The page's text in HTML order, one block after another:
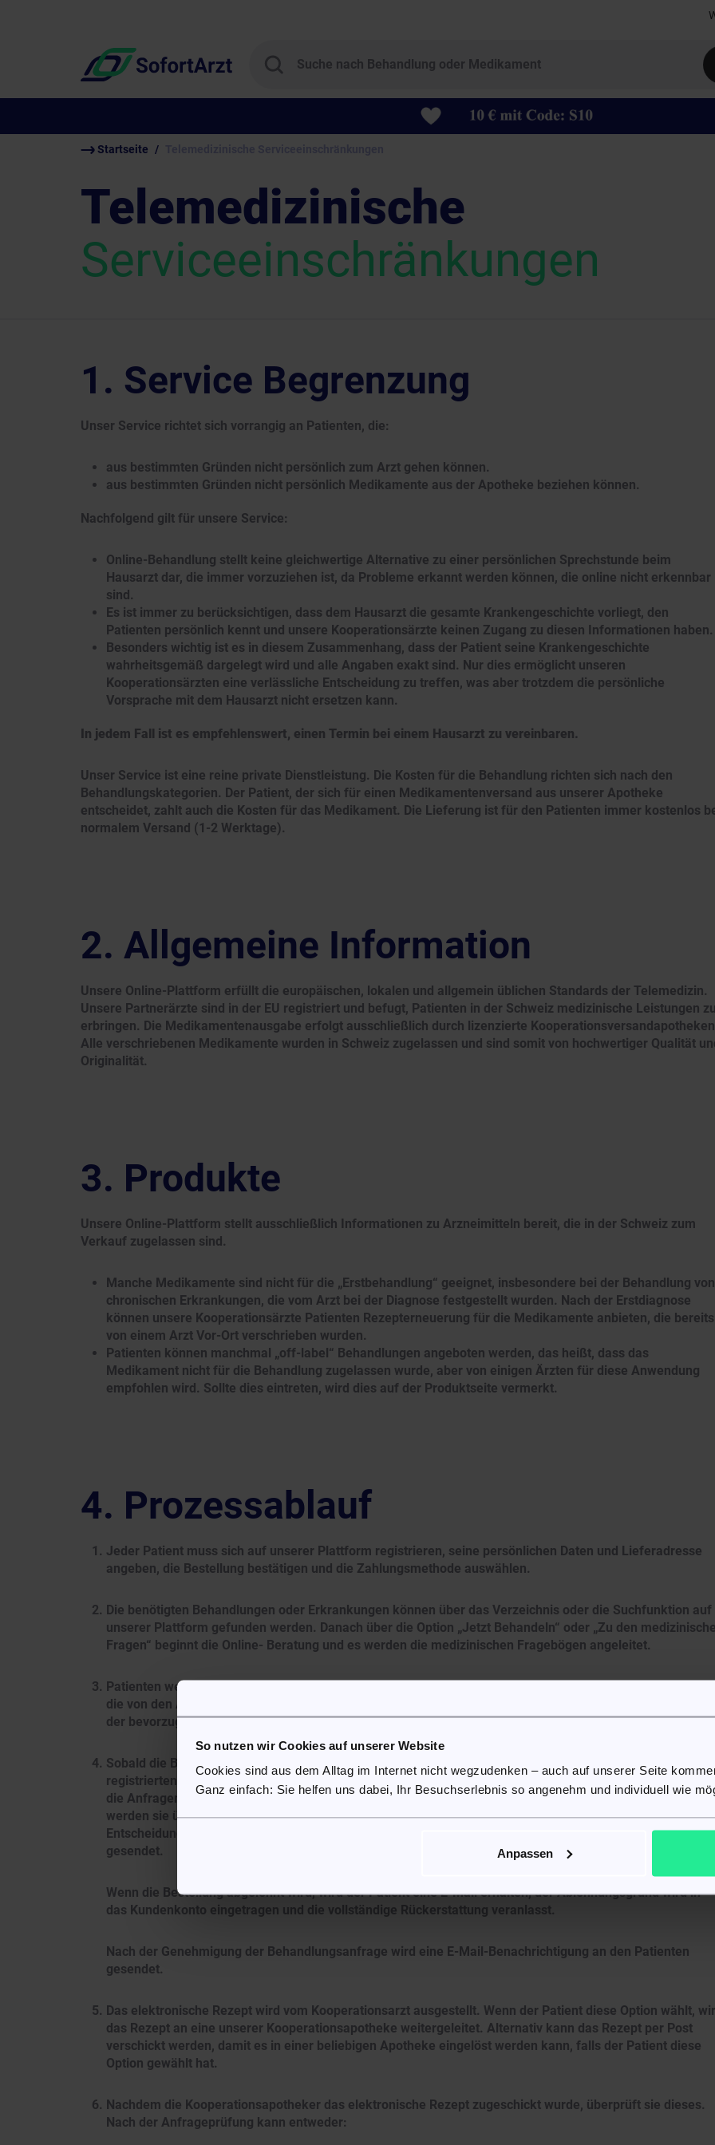
So nutzen wir Cookies auf unserer Website
Cookies sind aus dem Alltag im Internet nicht wegzudenken – auch auf unserer Seite
Ganz einfach: Sie helfen uns dabei, Ihr Besuchserlebnis so angenehm und individuell wie
Anpassen
Startseite
Telemedizinische
Serviceeinschränkungen
Service Begrenzung
Unser Service richtet sich vorrangig an Patienten, die:
aus bestimmten Gründen nicht persönlich zum Arzt gehen können.
aus bestimmten Gründen nicht persönlich Medikamente aus der Apotheke beziehen können.
Nachfolgend gilt für unsere Service:
Online-Behandlung stellt keine gleichwertige Alternative zu einer persönlichen Sprechstunde beim
Hausarzt dar, die immer vorzuziehen ist, da Probleme erkannt werden können, die online nicht erkennbar
sind.
Es ist immer zu berücksichtigen, dass dem Hausarzt die gesamte Krankengeschichte vorliegt, den
Patienten persönlich kennt und unsere Kooperationsärzte keinen Zugang zu diesen Informationen haben.
Besonders wichtig ist es in diesem Zusammenhang, dass der Patient seine Krankengeschichte
wahrheitsgemäß dargelegt wird und alle Angaben exakt sind. Nur dies ermöglicht unseren
Kooperationsärzten eine verlässliche Entscheidung zu treffen, was aber trotzdem die persönliche
Vorsprache mit dem Hausarzt nicht ersetzen kann.
In jedem Fall ist es empfehlenswert, einen Termin bei einem Hausarzt zu vereinbaren.
Unser Service ist eine reine private Dienstleistung. Die Kosten für die Behandlung richten sich nach den
Behandlungskategorien. Der Patient, der sich für einen Medikamentenversand aus unserer Apotheke
entscheidet, zahlt auch die Kosten für das Medikament. Die Lieferung ist für den Patienten immer kostenlos
normalem Versand (1-2 Werktage).
Allgemeine Information
Unsere Online-Plattform erfüllt die europäischen, lokalen und allgemein üblichen Standards der Telemedizin.
Unsere Partnerärzte sind in der EU registriert und befugt, Patienten in der Schweiz medizinische Leistungen zu
erbringen. Die Medikamentenausgabe erfolgt ausschließlich durch lizenzierte
Alle verschriebenen Medikamente wurden in Schweiz zugelassen und sind somit von hochwertiger Qualität
Originalität.
Produkte
Unsere Online-Plattform stellt ausschließlich Informationen zu Arzneimitteln bereit, die in der Schweiz zum
Verkauf zugelassen sind.
Manche Medikamente sind nicht für die „Erstbehandlung“ geeignet, insbesondere bei der Behandlung von
chronischen Erkrankungen, die vom Arzt bei der Diagnose festgestellt wurden. Nach der Erstdiagnose
können unsere Kooperationsärzte Patienten Rezepterneuerung für die Medikamente anbieten, die bereits
von einem Arzt Vor-Ort verschrieben wurden.
Patienten können manchmal „off-label“ Behandlungen angeboten werden, das heißt, dass das
Medikament nicht für die Behandlung zugelassen wurde, aber von einigen Ärzten für diese Anwendung
empfohlen wird. Sollte dies eintreten, wird dies auf der Produktseite vermerkt.
Prozessablauf
Jeder Patient muss sich auf unserer Plattform registrieren, seine persönlichen Daten und Lieferadresse
angeben, die Bestellung bestätigen und die Zahlungsmethode auswählen.
Die benötigten Behandlungen oder Erkrankungen können über das Verzeichnis oder die Suchfunktion auf
unserer Plattform gefunden werden. Danach über die Option „Jetzt Behandeln“ oder „Zu den
Fragen“ beginnt die Online- Beratung und es werden die medizinischen Fragebögen angeleitet.
Patienten werden behandlungsspezifischen Fragen zu ihrer allg. Gesundheit und zur Erkrankung gestellt,
die von den Ärzten und Apothekern erfasst wurden. Auf Basis der ausgefüllten Fragebögen wird eine Liste
der bevorzugten Medikamente angeboten oder eine empfohlene Behandlung gestartet.
Sobald die Bestellung abgeschickt wird, werden die Daten aus dem medizinischen Fragenbogen von den
registrierten Kooperationsärzten manuell abgearbeitet. Aufgrund der bereitgestellten Information werden
die Anfragen von den Ärzten entweder genehmigt oder abgelehnt. Sollten weitere Fragen auftreten,
werden sie über die Nachrichtenfunktion im verschlüsselten Patientenkonto geklärt, bevor eine
Entscheidung getroffen wird. Bei gestellten Fragen wird eine Benachrichtigung an den Patienten per E-
gesendet.
Wenn die Bestellung abgelehnt wird, wird der Patient eine E-Mail erhalten, der Ablehnungsgrund wird in
das Kundenkonto eingetragen und die vollständige Rückerstattung veranlasst.
Nach der Genehmigung der Behandlungsanfrage wird eine E-Mail-Benachrichtigung an den Patienten
gesendet.
Das elektronische Rezept wird vom Kooperationsarzt ausgestellt. Wenn der Patient diese Option wählt,
das Rezept an eine unserer Kooperationsapotheke weitergeleitet. Alternativ kann das Rezept per Post
verschickt werden, damit es in einer beliebigen Apotheke eingelöst werden kann, falls der Patient diese
Option gewählt hat.
Nachdem die Kooperationsapotheker das elektronische Rezept zugeschickt wurde, überprüft sie dieses.
Nach der Anfrageprüfung kann entweder: